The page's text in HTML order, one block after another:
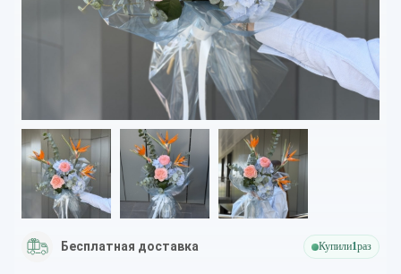
Бесплатная доставка Купили1раз